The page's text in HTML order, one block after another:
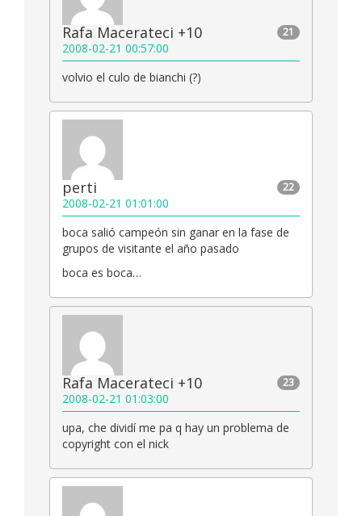
21
Rafa Macerateci +10
2008-02-21 00:57:00
volvio el culo de bianchi (?)
22
perti
2008-02-21 01:01:00
boca salió campeón sin ganar en la fase de
grupos de visitante el año pasado
boca es boca…
23
Rafa Macerateci +10
2008-02-21 01:03:00
upa, che dividí me pa q hay un problema de
copyright con el nick